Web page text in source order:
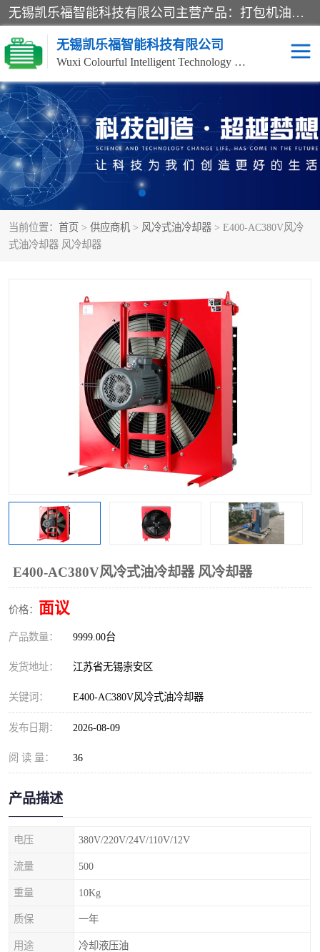
无锡凯乐福智能科技有限公司主营产品：打包机油泵、风冷式油冷却器、液压阀、液压泵、冷却器、过滤器及气动元器件。公司主导生产齿轮泵、齿轮马达、液压阀等产品。共计100多个系列、3000余种规格。覆盖了液压系统的动力元件、控制元件和执行元件，具备较强的成套供货、服务能力。
无锡凯乐福智能科技有限公司
Wuxi Colourful Intelligent Technology Co., Ltd
当前位置： 首页 > 供应商机 > 风冷式油冷却器 > E400-AC380V风冷
式油冷却器 风冷却器
E400-AC380V风冷式油冷却器 风冷却器
价格： 面议
产品数量： 9999.00台
发货地址： 江苏省无锡崇安区
关键词： E400-AC380V风冷式油冷却器
发布日期： 2026-08-09
阅 读 量： 36
产品描述
电压 380V/220V/24V/110V/12V
流量 500
重量 10Kg
质保 一年
用途 冷却液压油
齿轮泵 机床冷却泵
风冷式油冷却器 叶片泵
液压马达
柱塞泵 方向阀
电机
列管式油冷却器